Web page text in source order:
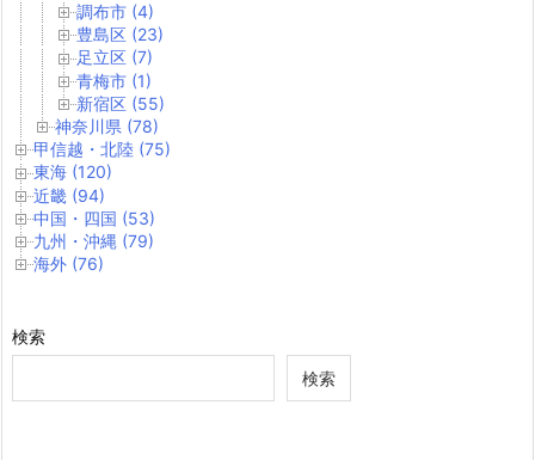
調布市 (4)
豊島区 (23)
足立区 (7)
青梅市 (1)
新宿区 (55)
神奈川県 (78)
甲信越・北陸 (75)
東海 (120)
近畿 (94)
中国・四国 (53)
九州・沖縄 (79)
海外 (76)
検索
検索